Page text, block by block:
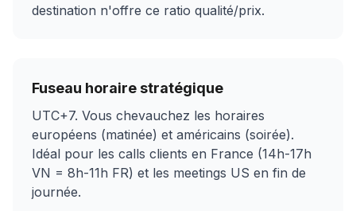
destination n'offre ce ratio qualité/prix.
Fuseau horaire stratégique
UTC+7. Vous chevauchez les horaires
européens (matinée) et américains (soirée).
Idéal pour les calls clients en France (14h-17h
VN = 8h-11h FR) et les meetings US en fin de
journée.